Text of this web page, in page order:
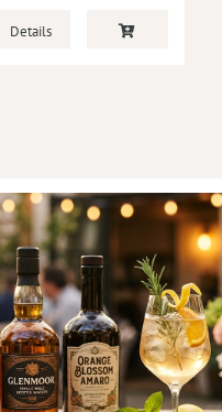
Details